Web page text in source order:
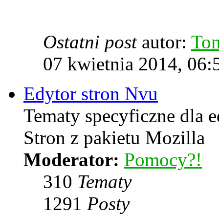
Ostatni postautor:
07 kwietnia 2014,
Edytor stron Nvu
Tematy specyficzne dla
Stron z pakietu Mozilla
Moderator: Pomocy?!
310 Tematy
1291 Posty